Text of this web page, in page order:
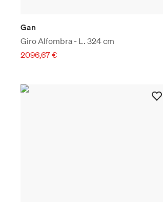
Gan
Giro Alfombra - L. 324 cm
2096,67 €